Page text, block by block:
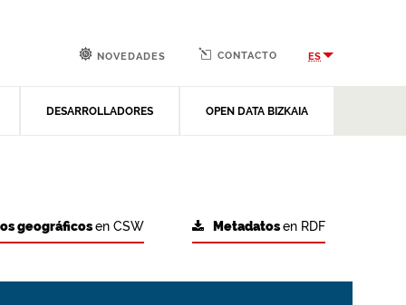
DESARROLLADORES OPEN DATA BIZKAIA
NOVEDADES CONTACTO ES
Metadatosen RDF
geográficosen CSW